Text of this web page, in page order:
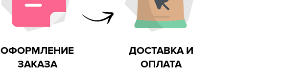
ОФОРМЛЕНИЕ
ЗАКАЗА
ДОСТАВКА И
ОПЛАТА